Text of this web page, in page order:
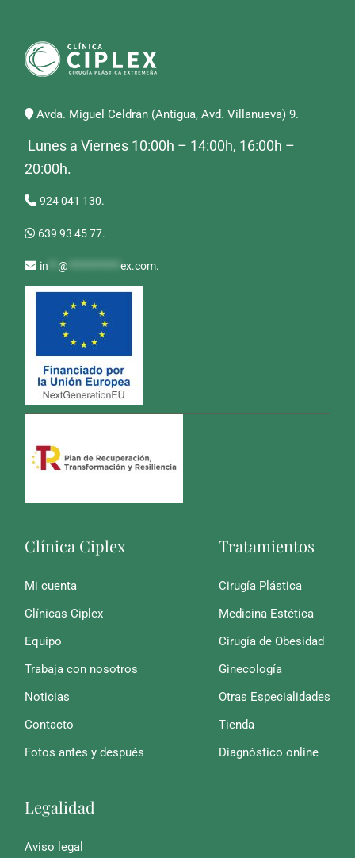
Avda. Miguel Celdrán (Antigua, Avd. Villanueva) 9.
Lunes a Viernes 10:00h – 14:00h, 16:00h –
20:00h.
924 041 130.
639 93 45 77.
in **@ ***********ex.com.
Clínica Ciplex
Mi cuenta
Clínicas Ciplex
Equipo
Trabaja con nosotros
Noticias
Contacto
Fotos antes y después
Tratamientos
Cirugía Plástica
Medicina Estética
Cirugía de Obesidad
Ginecología
Otras Especialidades
Tienda
Diagnóstico online
Legalidad
Aviso legal